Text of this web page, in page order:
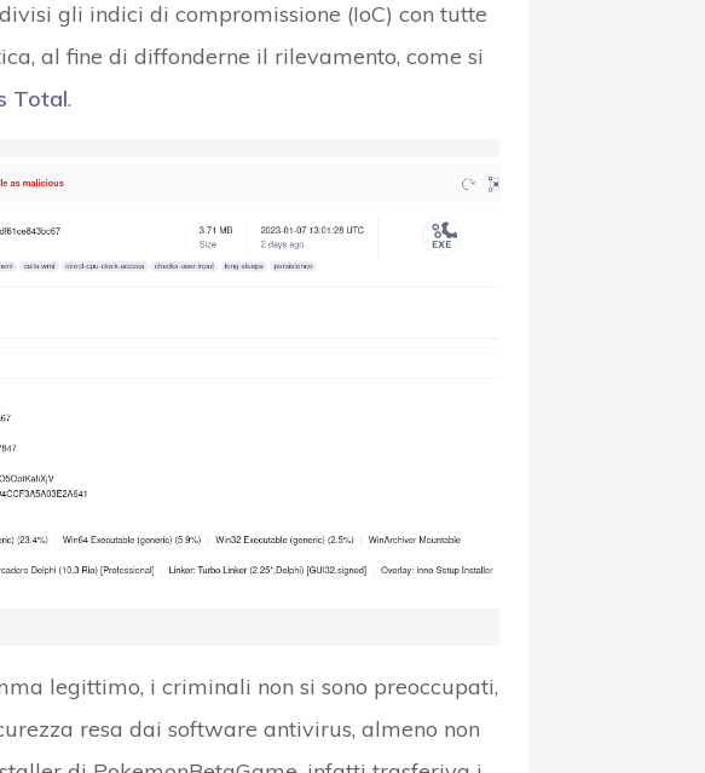
gli indici di compromissione (IoC) con tutte
al fine di diffonderne il rilevamento, come si
Total.
legittimo, i criminali non si sono preoccupati,
resa dai software antivirus, almeno non